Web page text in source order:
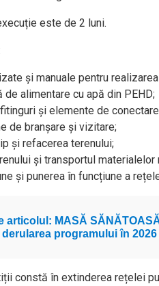
este de 2 luni.
și manuale pentru
de alimentare cu apă din PEHD;
și elemente de
de branșare și vizitare;
și refacerea terenului;
și transportul materialelor
și punerea în funcțiune a
articolul: MASĂ
programului în 2026
constă în extinderea rețelei